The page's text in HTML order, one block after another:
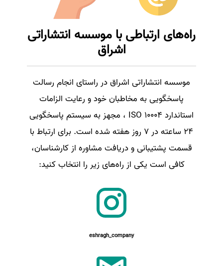
راه‌های ارتباطی با موسسه انتشاراتی
اشراق
موسسه انتشاراتی اشراق در راستای انجام رسالت
پاسخگویی به مخاطبان خود و رعایت الزامات
استاندارد ISO 10004 ، مجهز به سیستم پاسخگویی
24 ساعته در 7 روز هفته شده است. برای ارتباط با
قسمت پشتیبانی و دریافت مشاوره از کارشناسان،
کافی است یکی از راه‌های زیر را انتخاب کنید:
eshragh_company